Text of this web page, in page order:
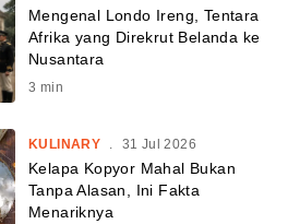
Mengenal Londo Ireng, Tentara
Afrika yang Direkrut Belanda ke
Nusantara
3 min
KULINARY 31 Jul 2026
Kelapa Kopyor Mahal Bukan
Tanpa Alasan, Ini Fakta
Menariknya